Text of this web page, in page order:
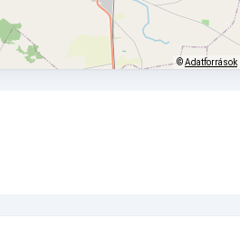
©Adatforrások